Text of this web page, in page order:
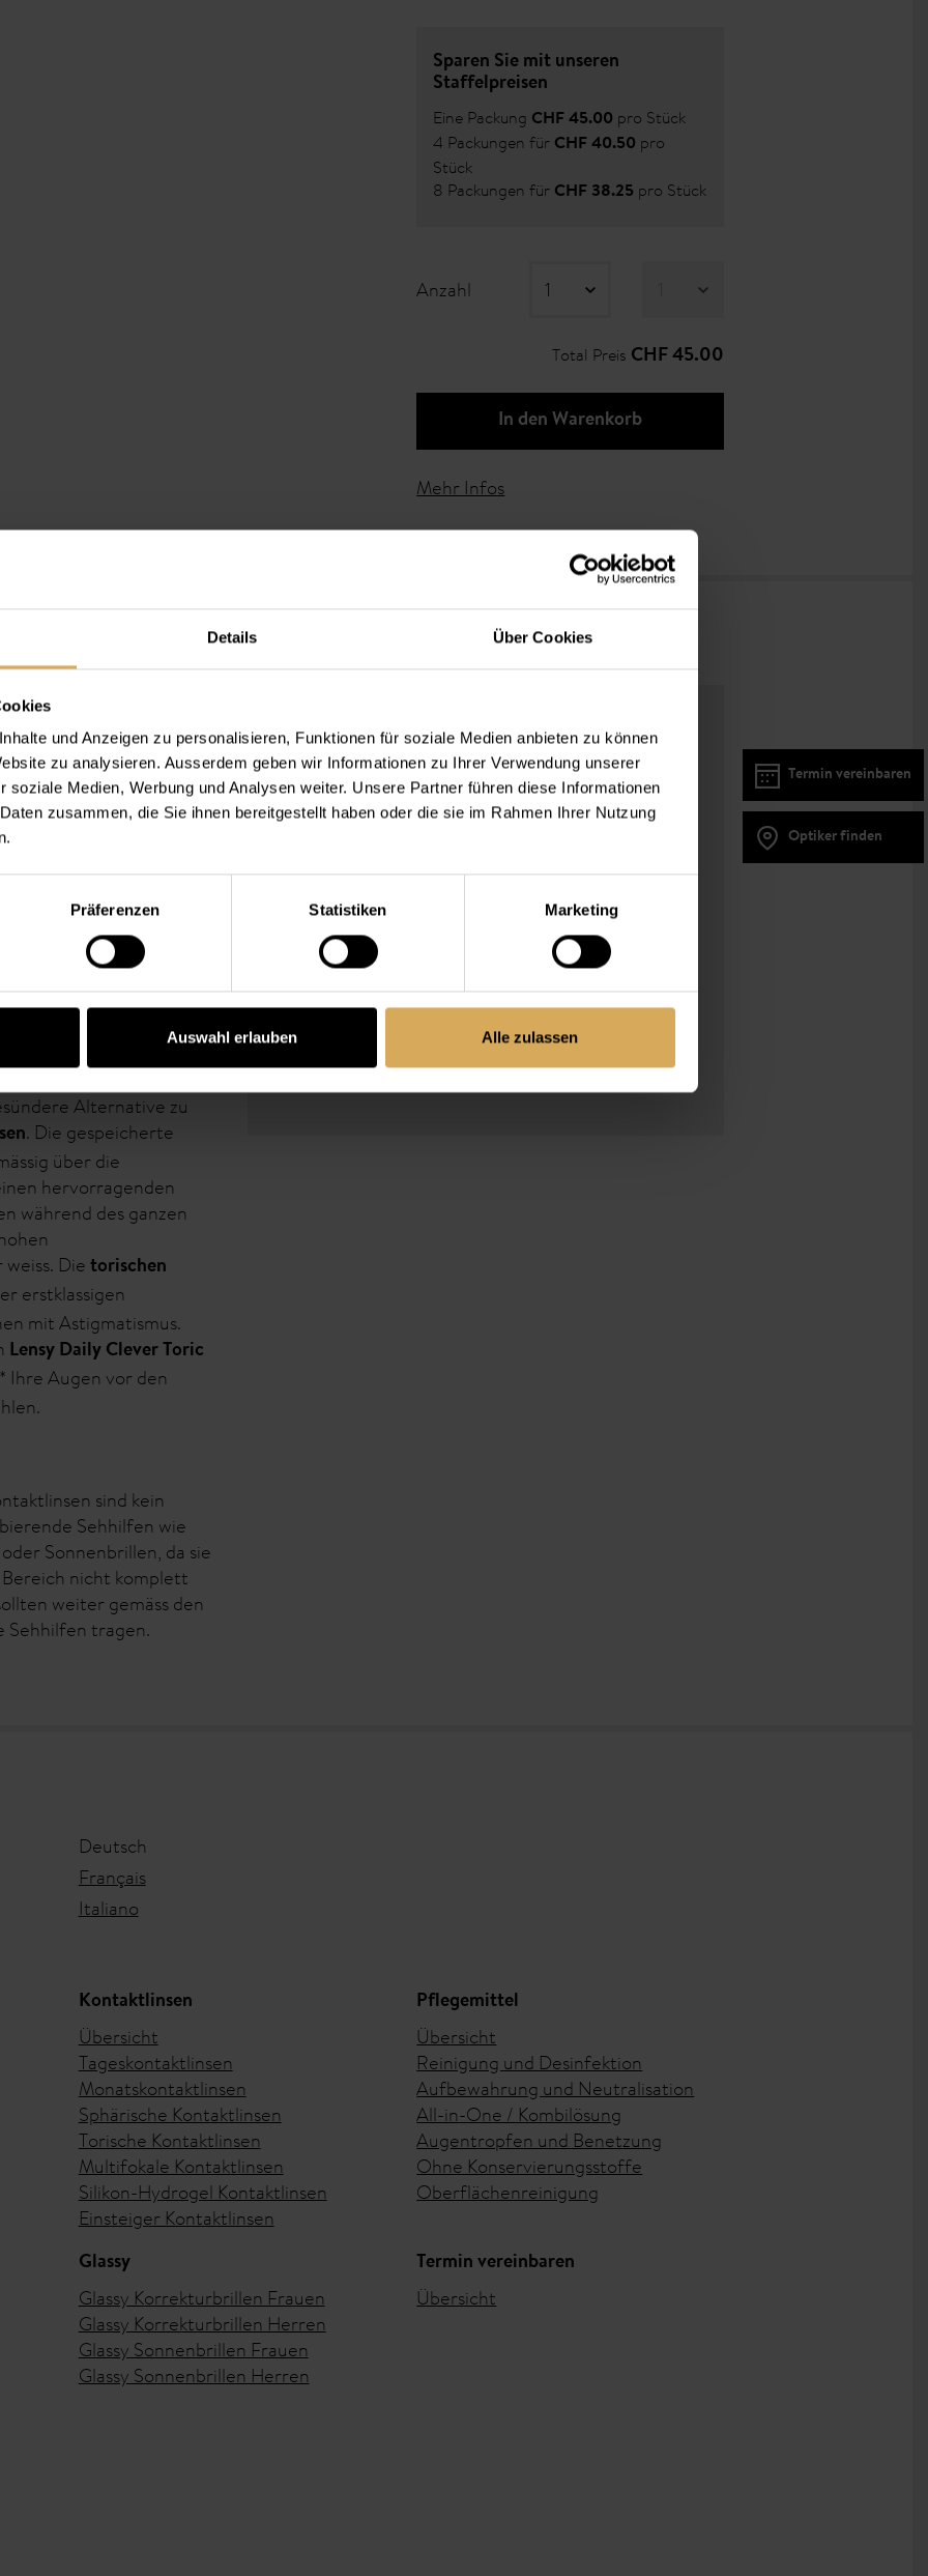
Details Über Cookies
und Anzeigen zu personalisieren, Funktionen für soziale Medien anbieten zu können
zu analysieren. Ausserdem geben wir Informationen zu Ihrer Verwendung unserer
soziale Medien, Werbung und Analysen weiter. Unsere Partner führen diese Informationen
zusammen, die Sie ihnen bereitgestellt haben oder die sie im Rahmen Ihrer Nutzung
Präferenzen Statistiken Marketing
Auswahl erlauben Alle zulassen
Sparen Sie mit unseren
Staffelpreisen
Eine Packung CHF 45.00 pro Stück
4 Packungen für CHF 40.50 pro
Stück
8 Packungen für CHF 38.25 pro Stück
Anzahl
Total Preis CHF 45.00
In den Warenkorb
Mehr Infos
das wasserbindende
Alternative zu
geniessen die Augen
der
für Best-in-Class-
geprüfte Qualität
Alternative zu
. Die gespeicherte
über die
hervorragenden
während des ganzen
Die torischen
erstklassigen
mit Astigmatismus.
Lensy Daily Clever Toric
* Ihre Augen vor den
sind kein
Sehhilfen wie
Sonnenbrillen, da sie
nicht komplett
weiter gemäss den
Sehhilfen tragen.
Eigenschaften
Verkaufseinheit: 30
Austauschintervall: 1 Tag
Toric
Wassergehalt:
Sauerstoffdurchlässigkeit
(DK/t):
0.5
Tägliche Tragedauer: bis 14h
Deutsch
Français
Italiano
Kontaktlinsen
Übersicht
Tageskontaktlinsen
Monatskontaktlinsen
Sphärische Kontaktlinsen
Torische Kontaktlinsen
Multifokale Kontaktlinsen
Silikon-Hydrogel Kontaktlinsen
Einsteiger Kontaktlinsen
Pflegemittel
Übersicht
Reinigung und Desinfektion
Aufbewahrung und Neutralisation
All-in-One / Kombilösung
Augentropfen und Benetzung
Ohne Konservierungsstoffe
Oberflächenreinigung
Glassy
Glassy Korrekturbrillen Frauen
Glassy Korrekturbrillen Herren
Glassy Sonnenbrillen Frauen
Glassy Sonnenbrillen Herren
Termin vereinbaren
Übersicht
Optiker finden
Termin vereinbaren